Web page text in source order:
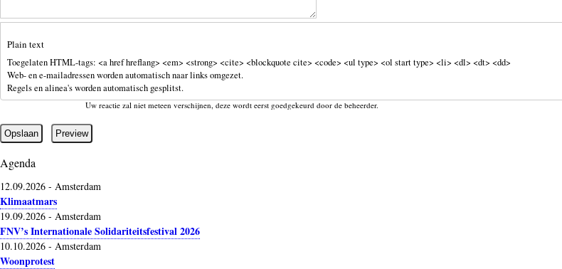
Plain text
Toegelaten HTML-tags: <a href hreflang> <em> <strong> <cite> <blockquote cite> <code> <ul type> <ol start type> <li> <dl> <dt> <dd>
Web- en e-mailadressen worden automatisch naar links omgezet.
Regels en alinea's worden automatisch gesplitst.
Uw reactie zal niet meteen verschijnen, deze wordt eerst goedgekeurd door de beheerder.
Agenda
12.09.2026 - Amsterdam
Klimaatmars
19.09.2026 - Amsterdam
FNV’s Internationale Solidariteitsfestival 2026
10.10.2026 - Amsterdam
Woonprotest